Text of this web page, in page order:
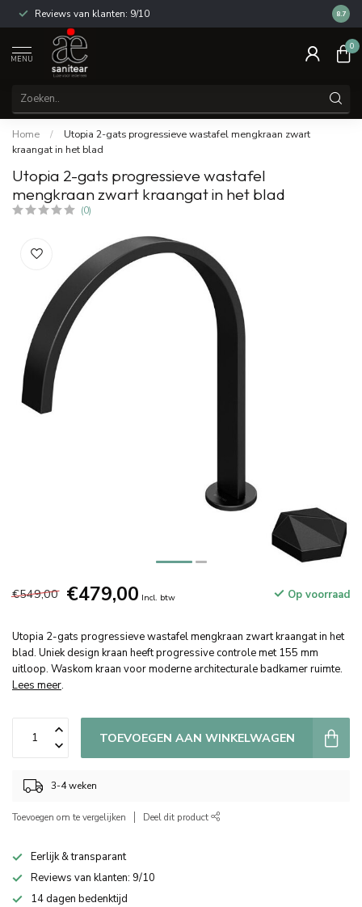
Reviews van klanten: 9/10 14
8.7
MENU
0
Home /
Utopia 2-gats progressieve wastafel mengkraan zwart
kraangat in het blad
Utopia 2-gats progressieve wastafel
mengkraan zwart kraangat in het blad
(0)
€549,00 €479,00 Incl. btw Op voorraad
Utopia 2-gats progressieve wastafel mengkraan zwart kraangat in het
blad. Uniek design kraan heeft progressive controle met 155 mm
uitloop. Waskom kraan voor moderne architecturale badkamer ruimte.
Lees meer.
TOEVOEGEN AAN WINKELWAGEN
3-4 weken
Toevoegen om te vergelijken Deel dit product
Eerlijk & transparant
Reviews van klanten: 9/10
14 dagen bedenktijd